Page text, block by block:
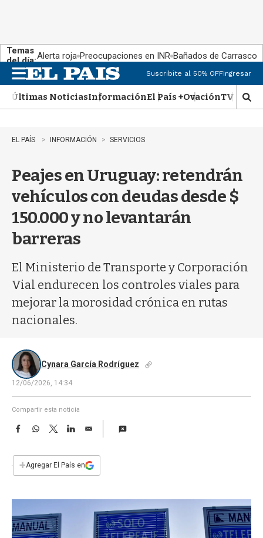
Temas
del día:Alerta roja Preocupaciones en INR Bañados de Carrasco
n
u
Suscribite al 50% OFFIngresar
Últimas NoticiasInformaciónEl País +OvaciónTV Show
M
o
a
EL PAÍS INFORMACIÓN SERVICIOS
Peajes en Uruguay: retendrán
vehículos con deudas desde $
150.000 y no levantarán
barreras
El Ministerio de Transporte y Corporación
Vial endurecen los controles viales para
mejorar la morosidad crónica en rutas
nacionales.
Cynara García Rodríguez
12/06/2026, 14:34
Compartir esta noticia
F
e
b
W
s
T
w
t
L
E
i
l
+Agregar El País en